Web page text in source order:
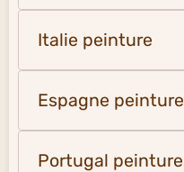
Italie peinture
Espagne peinture
Portugal peinture